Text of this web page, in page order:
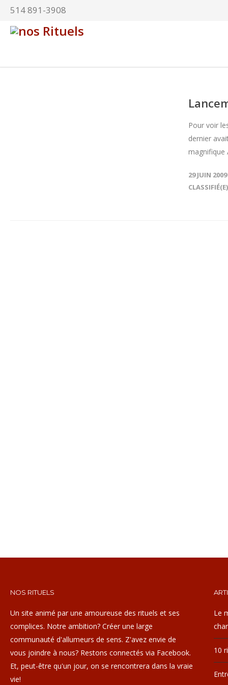
514 891-3908
Pour voir
dernier
magnifique
29 JUIN 2009
CLASSIFIÉ(E)
NOS RITUELS
Un site animé par une amoureuse des rituels et ses
complices. Notre ambition? Créer une large
communauté d'allumeurs de sens. Z'avez envie de
vous joindre à nous? Restons connectés via Facebook.
Et, peut-être qu'un jour, on se rencontrera dans la vraie
vie!
Le
10